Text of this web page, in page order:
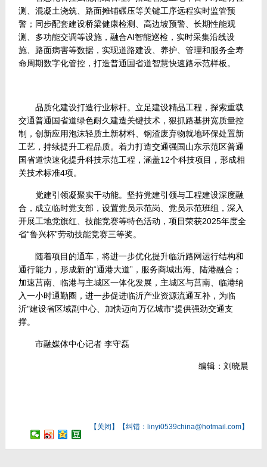
测、混凝土浇筑、路面摊铺碾压等关键工序远程实时监管预
警；同步配套建设桥梁健康检测、高边坡预警、长期性能观
测、多功能交调等设施，融合AI智能巡检，实时采集沿线设
施、路面病害等数据，实现道路建设、养护、管理和服务全寿
命周期数字化管控，打造普通国省道智慧快速路示范样板。
品质化建设打造行业标杆。立足建设精品工程，探索重载
交通普通国省道绿色耐久建造关键技术，狠抓路基拼宽质量控
制，创新应用泡沫轻质土新材料、钢渣废弃物就地环保处置新
工艺，持续提升工程品质。着力打造交通强国山东示范区普通
国省道快速化提升科技示范工程，涵盖12个科技项目，形成相
关技术标准4项。
党建引领凝聚实干动能。坚持党建引领与工程建设深度融
合，成立临时党支部，设置党员示范岗、党员示范班组，深入
开展工地党旗红、技能竞赛等特色活动，项目荣获2025年度全
省“鲁兴杯”劳动技能竞赛三等奖。
随着项目的通车，将进一步优化提升临沂路网运行结构和
通行能力，形成新的“通港大道”，服务商城出海、陆港融合；
加速莒南、临港与主城区一体化发展，主城区与莒南、临港纳
入一小时通勤圈，进一步促进临沂产业资源流通互补，为临
沂"建设省区域副中心、加快迈向万亿城市”提供强劲交通支
撑。
市融媒体中心记者 李守磊
编辑：刘晓晨
【 关闭 】【纠错：linyi0539china@hotmail.com】